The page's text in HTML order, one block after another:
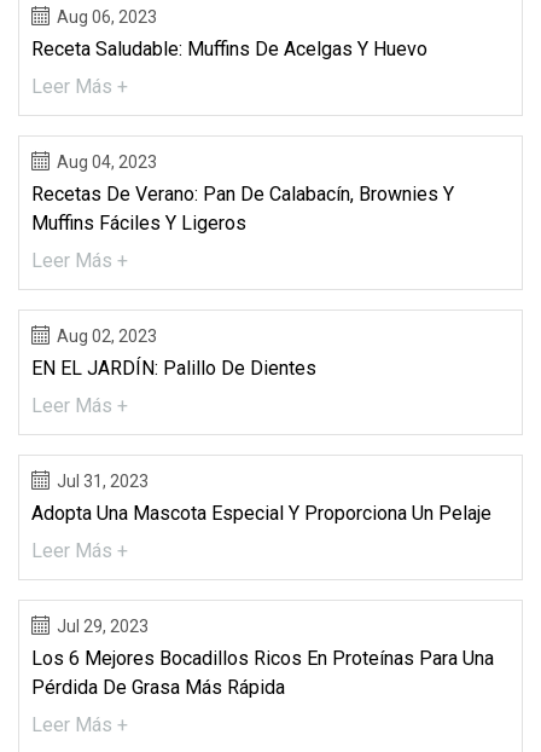
Aug 06, 2023
Receta Saludable: Muffins De Acelgas Y Huevo
Leer Más +
Aug 04, 2023
Recetas De Verano: Pan De Calabacín, Brownies Y
Muffins Fáciles Y Ligeros
Leer Más +
Aug 02, 2023
EN EL JARDÍN: Palillo De Dientes
Leer Más +
Jul 31, 2023
Adopta Una Mascota Especial Y Proporciona Un Pelaje
Leer Más +
Jul 29, 2023
Los 6 Mejores Bocadillos Ricos En Proteínas Para Una
Pérdida De Grasa Más Rápida
Leer Más +